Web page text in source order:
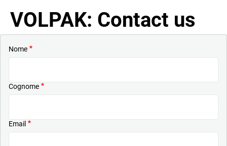
VOLPAK: Contact us
Nome
Cognome
Email